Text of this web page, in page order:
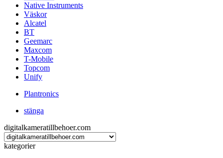
Native Instruments
Väskor
Alcatel
BT
Geemarc
Maxcom
T-Mobile
Topcom
Unify
Plantronics
stänga
digitalkameratillbehoer.com
kategorier